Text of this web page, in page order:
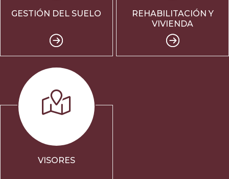
GESTIÓN DEL SUELO
REHABILITACIÓN Y
VIVIENDA
VISORES